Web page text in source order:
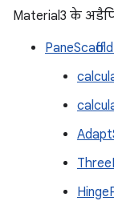
Material3 के